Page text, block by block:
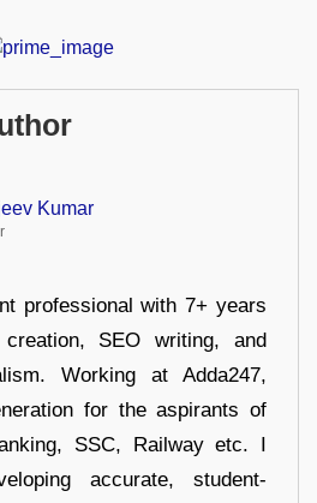
Kumar
professional with 7+ years
SEO writing, and
Working at Adda247,
for the aspirants of
SSC, Railway etc. I
accurate, student-